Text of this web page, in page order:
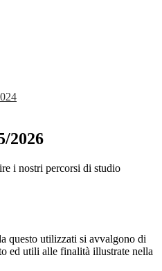
2026
i nostri percorsi di studio
questo utilizzati si avvalgono di
ed utili alle finalità illustrate nella